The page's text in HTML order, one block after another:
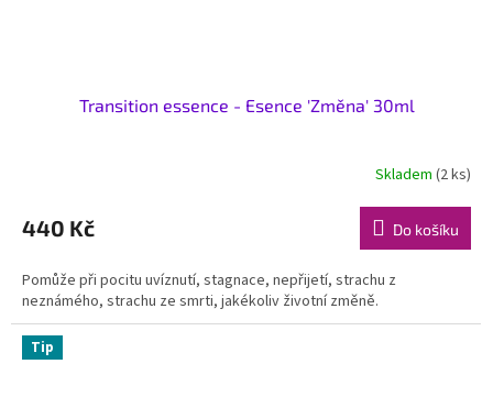
Transition essence - Esence 'Změna' 30ml
Skladem (2 ks)
440 Kč Do košíku
Pomůže při pocitu uvíznutí, stagnace, nepřijetí, strachu z
neznámého, strachu ze smrti, jakékoliv životní změně.
Tip